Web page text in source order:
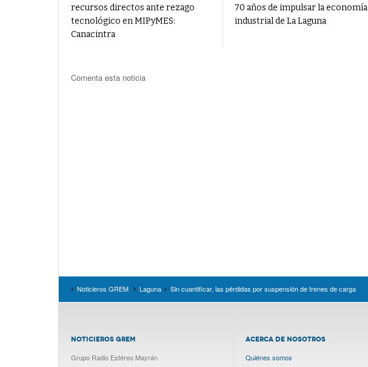
recursos directos ante rezago
tecnológico en MIPyMES:
Canacintra
70 años de impulsar la economía
industrial de La Laguna
Comenta esta noticia
Noticieros GREM Laguna Sin cuantificar, las pérdidas por suspensión de trenes de carga
NOTICIEROS GREM
Grupo Radio Estéreo Mayrán
ACERCA DE NOSOTROS
Quiénes somos